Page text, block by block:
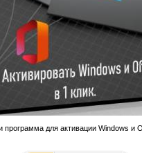
для активации Windows и